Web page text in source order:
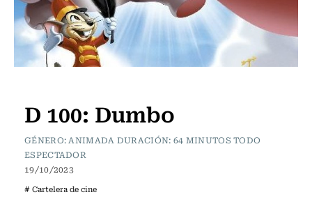
D 100: Dumbo
GÉNERO: ANIMADA DURACIÓN: 64 MINUTOS TODO
ESPECTADOR
19/10/2023
# Cartelera de cine